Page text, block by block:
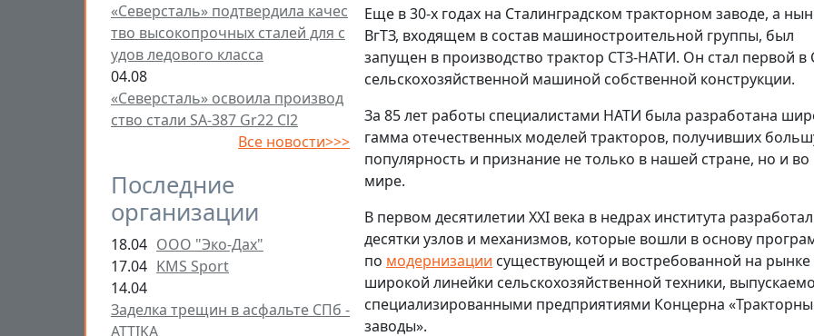
«Северсталь» подтвердила качес
тво высокопрочных сталей для с
удов ледового класса
04.08
«Северсталь» освоила производ
ство стали SA-387 Gr22 Cl2
Все новости>>>
Последние
организации
18.04 ООО "Эко-Дах"
17.04 KMS Sport
14.04
Заделка трещин в асфальте СПб -
ATTIKA
Еще в 30-х годах на Сталинградском тракторном заводе, а
ВгТЗ, входящем в состав машиностроительной группы, был
запущен в производство трактор СТЗ-НАТИ. Он стал первой в
сельскохозяйственной машиной собственной конструкции.
За 85 лет работы специалистами НАТИ была разработана
гамма отечественных моделей тракторов, получивших
популярность и признание не только в нашей стране, но и во
мире.
В первом десятилетии XXI века в недрах института
десятки узлов и механизмов, которые вошли в основу
по модернизации существующей и востребованной на рынке
широкой линейки сельскохозяйственной техники,
специализированными предприятиями Концерна
заводы».